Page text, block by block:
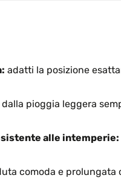
adatti la posizione
pioggia leggera
alle intemperie:
comoda e prolungata